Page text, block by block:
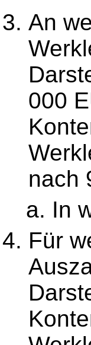
An
000
nach
In
Für